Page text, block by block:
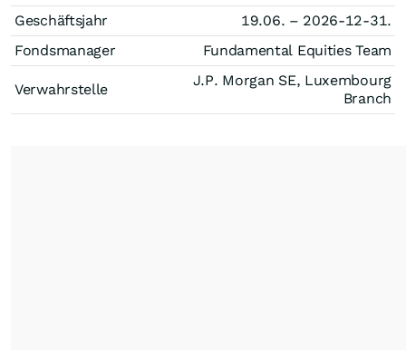
Geschäftsjahr
19.06. – 2026-12-31.
Fondsmanager
Fundamental Equities Team
Verwahrstelle
J.P. Morgan SE, Luxembourg
Branch